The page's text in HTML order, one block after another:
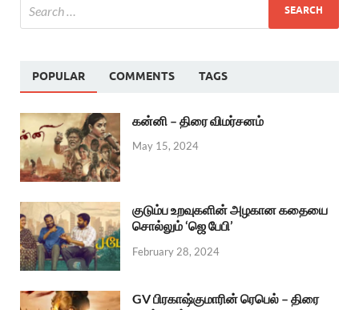
POPULAR COMMENTS TAGS
கன்னி – திரை விமர்சனம்
May 15, 2024
குடும்ப உறவுகளின் அழகான கதையை
சொல்லும் ‘ஜெ பேபி’
February 28, 2024
GV பிரகாஷ்குமாரின் ரெபெல் – திரை